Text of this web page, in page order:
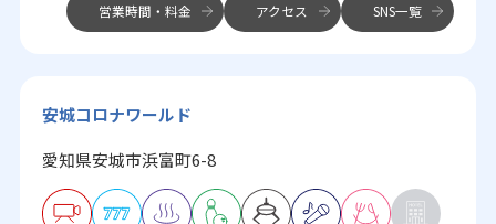
営業時間・料金 アクセス SNS一覧
安城コロナワールド
愛知県安城市浜富町6-8